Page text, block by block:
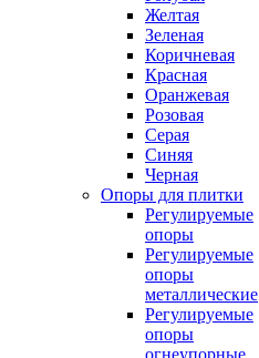
Желтая
Зеленая
Коричневая
Красная
Оранжевая
Розовая
Серая
Синяя
Черная
Опоры для плитки
Регулируемые
опоры
Регулируемые
опоры
металлические
Регулируемые
опоры
огнеупорные